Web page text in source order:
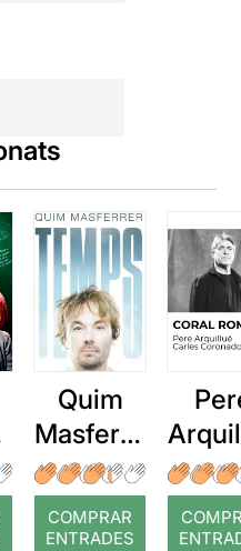
Quim
Masferre
r: Temps
COMPRAR
ENTRADES
: